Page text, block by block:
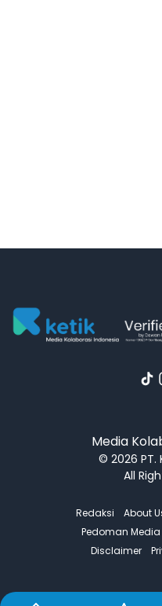
Media
© 2026 PT.
All
Redaksi About
Pedoman Media
Disclaimer